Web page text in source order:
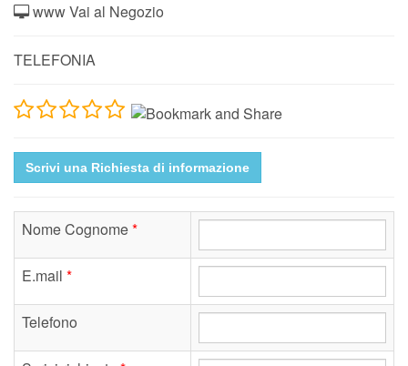
www Vai al Negozio
TELEFONIA
Scrivi una Richiesta di informazione
Nome Cognome*
E.mail *
Telefono